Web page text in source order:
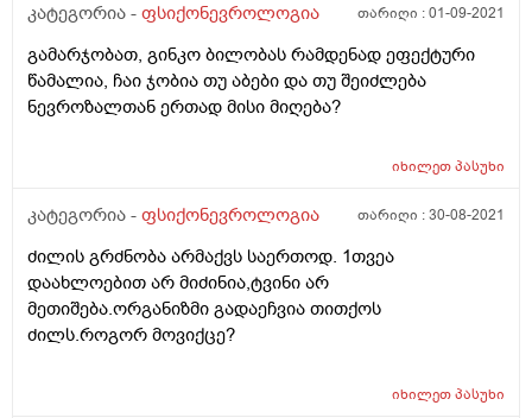
პრობლემის გადაჭრის გზა არ არის. გთხოვთ
დამეხმარეთ და მითხარით რა შეიძლება გავაკეთო
რომ აღარ მქონდეს ეს პანიკური შეტევები იმიტომ რომ
უკვე დაძინების და დაღამებისაც კი მეშინია იმის შიშით
რომ ისევ პანიკური შეტევა არ დამეწყოს, მითხარით ან
მდგომარეობა შემიმსუბუქდეს ან ზოგადად როგორ
იმას ნუ მირჩევთ რომ ექიმთან გავიარო კონსულტაცია
იმიტომ რომ ვინმესთან რომც მივიდე მაინც ზუსტად ეს
ინფორმაცია უნდა მოვუყვე.
კატეგორია - ფსიქონევროლოგია თარიღი :01-09-2021
გამარჯობათ, გინკო ბილობას რამდენად ეფექტური
წამალია, ჩაი ჯობია თუ აბები და თუ შეიძლება
ნევროზალთან ერთად მისი მიღება?
იხილეთპასუხი
კატეგორია - ფსიქონევროლოგია თარიღი :30-08-2021
ძილის გრძნობა არმაქვს საერთოდ. 1თვეა
დაახლოებით არ მიძინია,ტვინი არ
მეთიშება.ორგანიზმი გადაეჩვია თითქოს
ძილს.როგორ მოვიქცე?
იხილეთპასუხი